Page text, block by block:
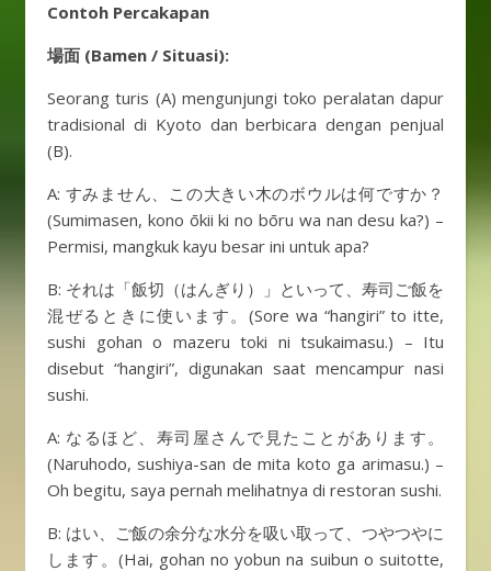
Contoh Percakapan
場面 (Bamen / Situasi):
Seorang turis (A) mengunjungi toko peralatan dapur
tradisional di Kyoto dan berbicara dengan penjual
(B).
A: すみません、この大きい木のボウルは何ですか？
(Sumimasen, kono ōkii ki no bōru wa nan desu ka?) –
Permisi, mangkuk kayu besar ini untuk apa?
B: それは「飯切（はんぎり）」といって、寿司ご飯を
混ぜるときに使います。(Sore wa “hangiri” to itte,
sushi gohan o mazeru toki ni tsukaimasu.) – Itu
disebut “hangiri”, digunakan saat mencampur nasi
sushi.
A: なるほど、寿司屋さんで見たことがあります。
(Naruhodo, sushiya-san de mita koto ga arimasu.) –
Oh begitu, saya pernah melihatnya di restoran sushi.
B: はい、ご飯の余分な水分を吸い取って、つやつやに
します。(Hai, gohan no yobun na suibun o suitotte,